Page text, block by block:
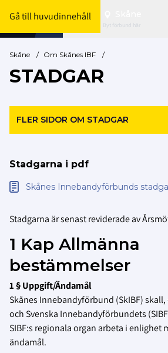
Gå till huvudinnehåll
Byt förbund här
Skåne / Om Skånes IBF /
STADGAR
FLER SIDOR OM STADGAR
Stadgarna i pdf
Skånes Innebandyförbunds
Stadgarna är senast reviderade av
1 Kap Allmänna
bestämmelser
1 § Uppgift/Ändamål
Skånes Innebandyförbund (SkIBF)
och Svenska Innebandyförbundets
SIBF:s regionala organ arbeta i enlighet
ändamål.